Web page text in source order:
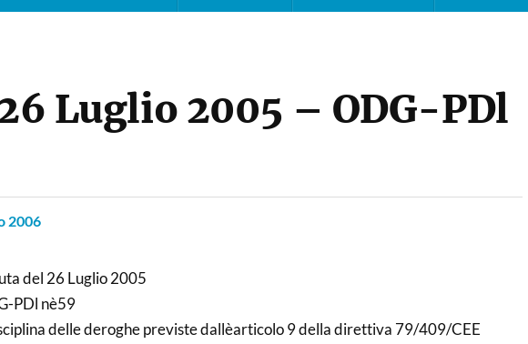
Luglio 2005 – ODG-PDl
2006
del 26 Luglio 2005
PDl nè59
delle deroghe previste dallèarticolo 9 della direttiva 79/409/CEE